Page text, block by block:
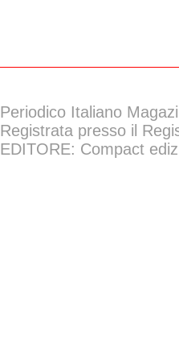
Periodico Italiano
Registrata presso il
EDITORE: Compact